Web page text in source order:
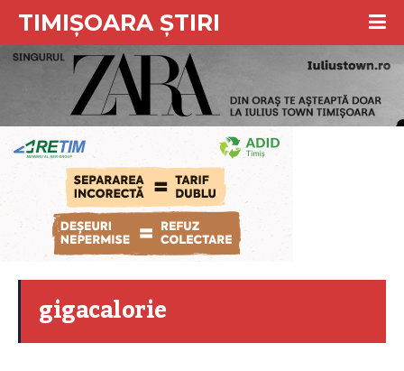
TIMIȘOARA ȘTIRI
gigacalorie